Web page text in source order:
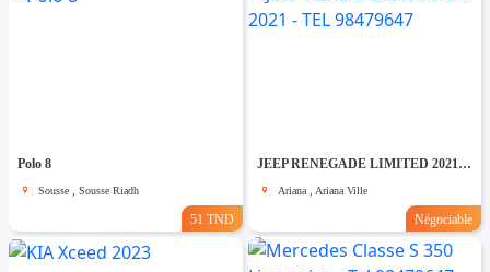
Polo 8
Sousse , Sousse Riadh
51 TND
JEEP RENEGADE LIMITED 2021 - TEL 98479647
Ariana , Ariana Ville
Négociable